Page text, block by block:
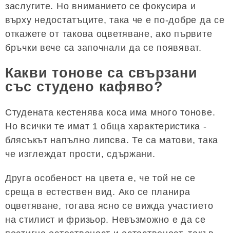
заслугите. Но вниманието се фокусира и
върху недостатъците, така че е по-добре да се
откажете от такова оцветяване, ако първите
бръчки вече са започнали да се появяват.
Какви тонове са свързани
със студено кафяво?
Студената кестенява коса има много тонове.
Но всички те имат 1 обща характеристика -
блясъкът напълно липсва. Те са матови, така
че изглеждат прости, сдържани.
Друга особеност на цвета е, че той не се
среща в естествен вид. Ако се планира
оцветяване, тогава ясно се вижда участието
на стилист и фризьор. Невъзможно е да се